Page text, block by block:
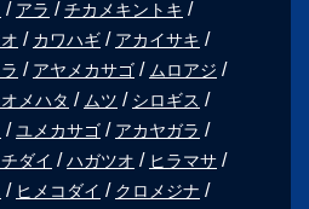
アラ
チカメキントキ
カワハギ
アカイサキ
アヤメカサゴ
ムロアジ
メハタ ムツ
シロギス
ユメカサゴ
アカヤガラ
ダイ ハガツオ
ヒラマサ
ヒメコダイ
クロメジナ